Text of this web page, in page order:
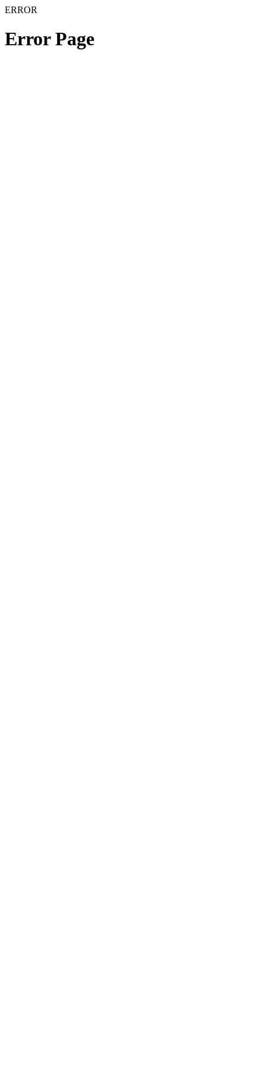
ERROR
Error Page